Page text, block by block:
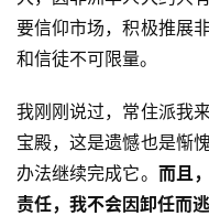
教
人
物
寺
院
巡
礼
登录
要信仰市场，积极推展
和信徒不可限量。
我刚刚说过，常住派我
宝殿，这是遗憾也是惭
办法继续完成它。 而且
责任，我不会因卸任而